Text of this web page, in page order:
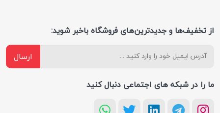
از تخفیف‌ها و جدیدترین‌های فروشگاه باخبر شوید:
ارسال
ما را در شبکه های اجتماعی دنبال کنید